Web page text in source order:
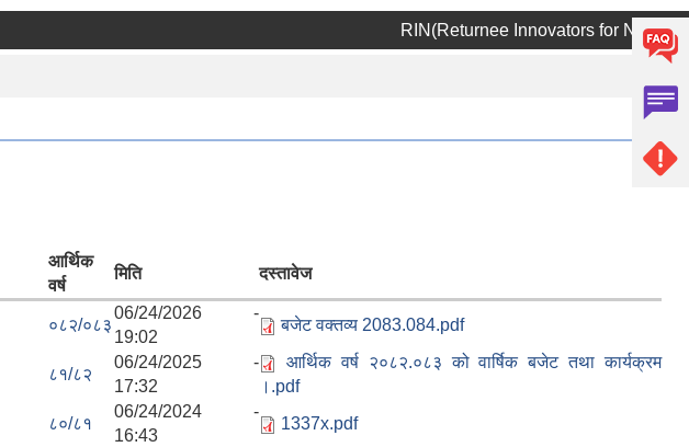
आर्थिक
वर्ष
मिति दस्तावेज
०८२/०८३
06/24/2026 -
19:02
बजेट वक्तव्य 2083.084.pdf
८१/८२
06/24/2025 -
17:32
आर्थिक वर्ष २०८२.०८३ को वार्षिक बजेट तथा कार्यक्रम
।.pdf
८०/८१
06/24/2024 -
16:43
1337x.pdf